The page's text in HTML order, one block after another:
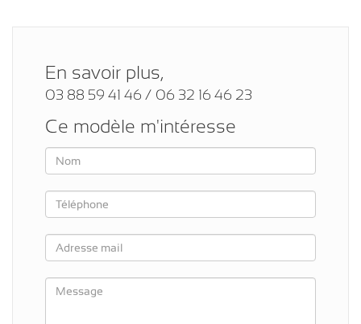
En savoir plus,
03 88 59 41 46 / 06 32 16 46 23
Ce modèle m'intéresse